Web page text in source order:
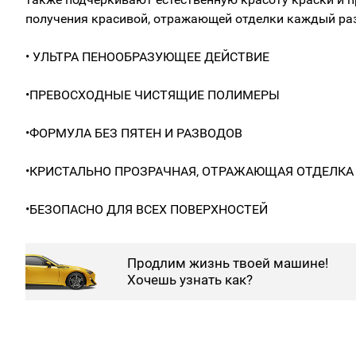
получения красивой, отражающей отделки каждый
• УЛЬТРА ПЕНООБРАЗУЮЩЕЕ ДЕЙСТВИЕ
•ПРЕВОСХОДНЫЕ ЧИСТЯЩИЕ ПОЛИМЕРЫ
•ФОРМУЛА БЕЗ ПЯТЕН И РАЗВОДОВ
•КРИСТАЛЬНО ПРОЗРАЧНАЯ, ОТРАЖАЮЩАЯ ОТДЕЛКА
•БЕЗОПАСНО ДЛЯ ВСЕХ ПОВЕРХНОСТЕЙ
Продлим жизнь твоей машине!
Хочешь узнать как?